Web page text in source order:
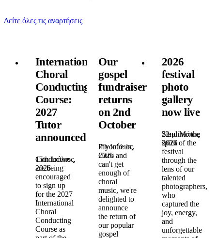
Δείτε όλες τις αναρτήσεις
International
Choral
Conducting
Course:
2027
Tutor
announced!
15th Ιούλιος,
2026
Conductors
are being
encouraged
to sign up
for the 2027
International
Choral
Conducting
Course as
Our
gospel
fundraiser
returns
on 2nd
October
7th Ιούλιος,
2026
If you're in
Cork and
can't get
enough of
choral
music, we're
delighted to
announce
the return of
our popular
gospel
2026
festival
photo
gallery
now live
22nd Μάιος,
2026
Step into the
spirit of the
festival
through the
lens of our
talented
photographers,
who
captured the
joy, energy,
and
unforgettable